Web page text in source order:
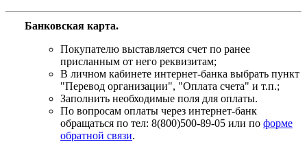
Банковская карта.
Покупателю выставляется счет по ранее
присланным от него реквизитам;
В личном кабинете интернет-банка выбрать пункт
"Перевод организации", "Оплата счета" и т.п.;
Заполнить необходимые поля для оплаты.
По вопросам оплаты через интернет-банк
обращаться по тел: 8(800)500-89-05 или по форме
обратной связи.